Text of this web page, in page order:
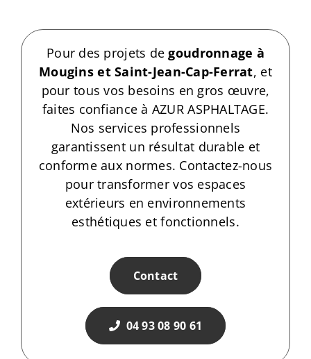
Pour des projets degoudronnage à
Mougins et Saint-Jean-Cap-Ferrat, et
pour tous vos besoins en gros œuvre,
faites confiance à AZUR ASPHALTAGE.
Nos services professionnels
garantissent un résultat durable et
conforme aux normes. Contactez-nous
pour transformer vos espaces
extérieurs en environnements
esthétiques et fonctionnels.
Contact
04 93 08 90 61